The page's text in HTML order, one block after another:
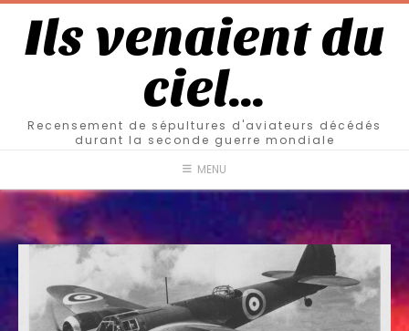
Ils venaient du
ciel…
Recensement de sépultures d'aviateurs décédés
durant la seconde guerre mondiale
MENU